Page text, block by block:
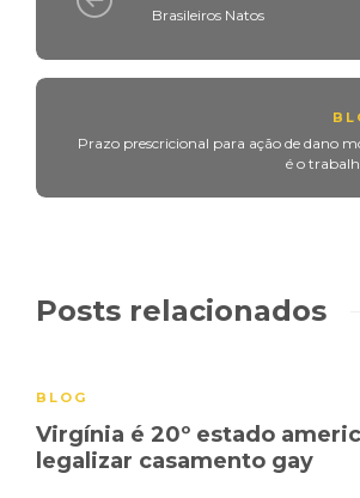
Brasileiros Natos
Prazo prescricional para ação de dano
é o
Posts relacionados
BLOG
Virgínia é 20º estado
legalizar casamento gay